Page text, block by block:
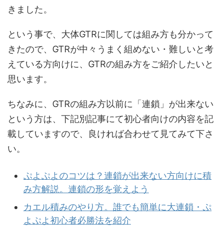
きました。
という事で、大体GTRに関しては組み方も分かって
きたので、GTRが中々うまく組めない・難しいと考
えている方向けに、GTRの組み方をご紹介したいと
思います。
ちなみに、GTRの組み方以前に「連鎖」が出来ない
という方は、下記別記事にて初心者向けの内容を記
載していますので、良ければ合わせて見てみて下さ
い。
ぷよぷよのコツは？連鎖が出来ない方向けに積
み方解説。連鎖の形を覚えよう
カエル積みのやり方。誰でも簡単に大連鎖・ぷ
よぷよ初心者必勝法を紹介